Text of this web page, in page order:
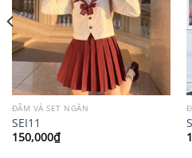
ĐẦM VÀ SET NGẮN
SEI11
150,000₫